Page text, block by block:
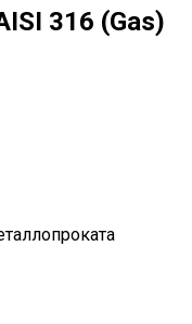
316 (Gas)